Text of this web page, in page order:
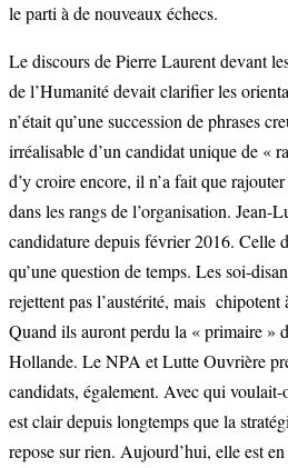
le parti à de nouveaux échecs.
Le discours de Pierre Laurent devant
de l’Humanité devait clarifier les
n’était qu’une succession de phrases
irréalisable d’un candidat unique de «
d’y croire encore, il n’a fait que
dans les rangs de l’organisation. Jean-
candidature depuis février 2016. Celle
qu’une question de temps. Les soi-
rejettent pas l’austérité, mais chipotent
Quand ils auront perdu la « primaire »
Hollande. Le NPA et Lutte Ouvrière
candidats, également. Avec qui
est clair depuis longtemps que la
repose sur rien. Aujourd’hui, elle est